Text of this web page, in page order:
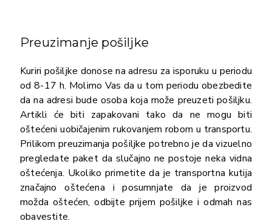
Preuzimanje pošiljke
Kuriri pošiljke donose na adresu za isporuku u periodu
od 8-17 h. Molimo Vas da u tom periodu obezbedite
da na adresi bude osoba koja može preuzeti pošiljku.
Artikli će biti zapakovani tako da ne mogu biti
oštećeni uobičajenim rukovanjem robom u transportu.
Prilikom preuzimanja pošiljke potrebno je da vizuelno
pregledate paket da slučajno ne postoje neka vidna
oštećenja. Ukoliko primetite da je transportna kutija
značajno oštećena i posumnjate da je proizvod
možda oštećen, odbijte prijem pošiljke i odmah nas
obavestite.